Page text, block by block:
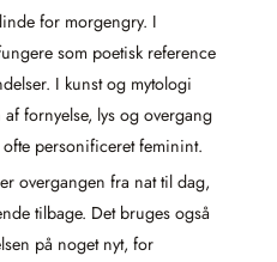
for morgengry. I
som poetisk reference
I kunst og mytologi
fornyelse, lys og overgang
personificeret feminint.
overgangen fra nat til dag,
tilbage. Det bruges også
på noget nyt, for